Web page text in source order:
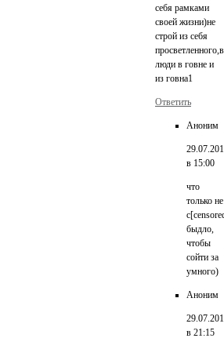
себя рамками
своей жизни)не
строй из себя
люди в говне и
из говна1
Ответить
Аноним
в 15:00
что
только не
быдло,
чтобы
сойти за
умного)
Аноним
в 21:15